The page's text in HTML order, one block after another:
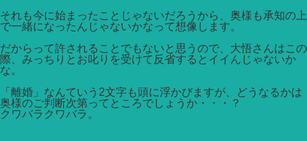
それも今に始まったことじゃないだろうから、奥様も承知の上
で一緒になったんじゃないかなって想像します。
だからって許されることでもないと思うので、大悟さんはこの
際、みっちりとお叱りを受けて反省するとイイんじゃないか
な。
「離婚」なんていう2文字も頭に浮かびますが、どうなるかは
奥様のご判断次第ってところでしょうか・・・？
クワバラクワバラ。